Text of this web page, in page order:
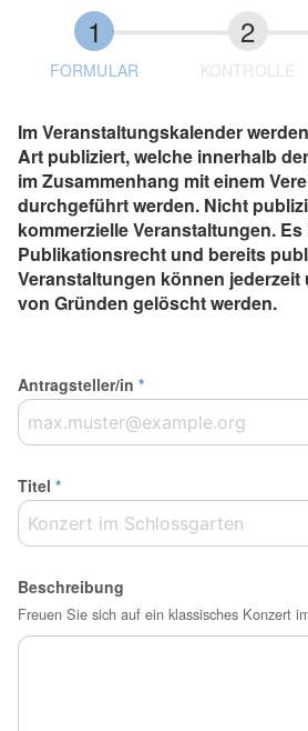
FORMULAR KONTROLLE
Im Veranstaltungskalender
Art publiziert, welche innerhalb
im Zusammenhang mit einem
durchgeführt werden. Nicht
kommerzielle Veranstaltungen.
Publikationsrecht und bereits
Veranstaltungen können
von Gründen gelöscht werden.
Antragsteller/in *
Titel *
Beschreibung
Freuen Sie sich auf ein klassisches Konzert